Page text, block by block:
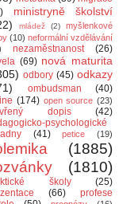
ministryně školství
mládež (2)
myšlenkové
(10) neformální vzdělávání
nezaměstnanost
(26)
(69) nová maturita
odbory (45) odkazy
ombudsman
(40)
(174) open source (23)
dopis
(42)
psychologické
(41) petice (19)
(1885)
(1810)
školy
(25)
(66)
profese